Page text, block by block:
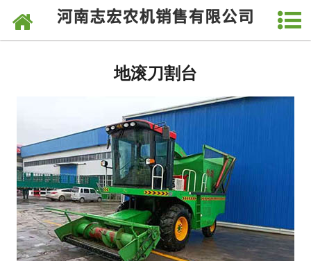
网站首页
倒伏玉米秸秆收割机
玉米秸秆青储机
玉米茎穗分离黄储机
芦苇收割打捆一体机
地滚刀割台